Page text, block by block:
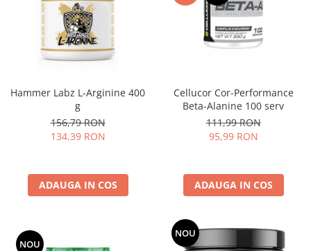
Hammer Labz L-Arginine 400
g
156,79 RON
134,39 RON
ADAUGA IN COS
Cellucor Cor-Performance
Beta-Alanine 100 serv
111,99 RON
95,99 RON
ADAUGA IN COS
NOU
NOU